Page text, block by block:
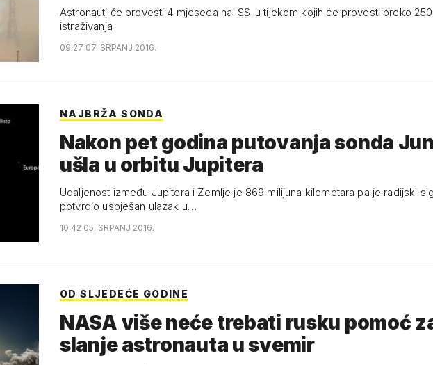
Astronauti će provesti 4 mjeseca na ISS-u tijekom kojih će provesti preko
istraživanja
09:27 07. SRPANJ 2016.
NAJBRŽA SONDA
Nakon pet godina putovanja sonda
ušla u orbitu Jupitera
Udaljenost između Jupitera i Zemlje je 869 milijuna kilometara pa je radijski
potvrdio uspješan ulazak u…
10:42 05. SRPANJ 2016.
OD SLJEDEĆE GODINE
NASA više neće trebati rusku pomoć
slanje astronauta u svemir